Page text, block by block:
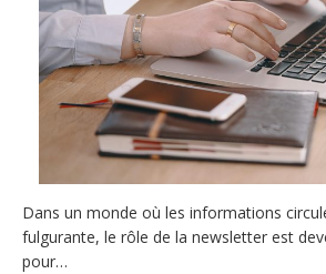
Dans un monde où les informations
fulgurante, le rôle de la newsletter est
pour…